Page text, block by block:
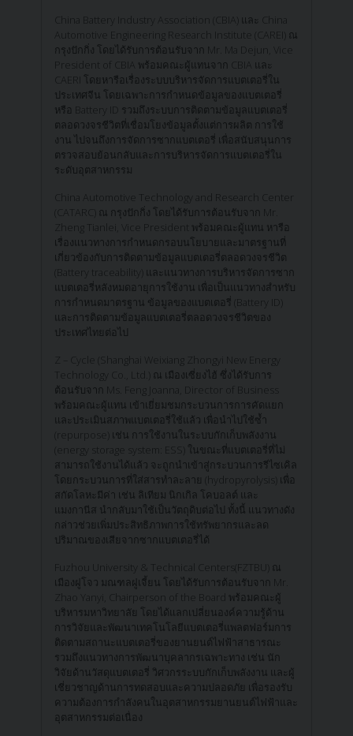
China Battery Industry Association (CBIA) และ China
Automotive Engineering Research Institute (CAREI) ณ
กรุงปักกิ่ง โดยได้รับการต้อนรับจาก Mr. Ma Dejun, Vice
President of CBIA พร้อมคณะผู้แทนจาก CBIA และ
CAERI โดยหารือเรื่องระบบบริหารจัดการแบตเตอรี่ใน
ประเทศจีน โดยเฉพาะการกำหนดข้อมูลของแบตเตอรี่
หรือ Battery ID รวมถึงระบบการติดตามข้อมูลแบตเตอรี่
ตลอดวงจรชีวิตที่เชื่อมโยงข้อมูลตั้งแต่การผลิต การใช้
งาน ไปจนถึงการจัดการซากแบตเตอรี่ เพื่อสนับสนุนการ
ตรวจสอบย้อนกลับและการบริหารจัดการแบตเตอรี่ใน
ระดับอุตสาหกรรม
China Automotive Technology and Research Center
(CATARC) ณ กรุงปักกิ่ง โดยได้รับการต้อนรับจาก Mr.
Zheng Tianlei, Vice President พร้อมคณะผู้แทน หารือ
เรื่องแนวทางการกำหนดกรอบนโยบายและมาตรฐานที่
เกี่ยวข้องกับการติดตามข้อมูลแบตเตอรี่ตลอดวงจรชีวิต
(Battery traceability) และแนวทางการบริหารจัดการซาก
แบตเตอรี่หลังหมดอายุการใช้งาน เพื่อเป็นแนวทางสำหรับ
การกำหนดมาตรฐาน ข้อมูลของแบตเตอรี่ (Battery ID)
และการติดตามข้อมูลแบตเตอรี่ตลอดวงจรชีวิตของ
ประเทศไทยต่อไป
Z – Cycle (Shanghai Weixiang Zhongyi New Energy
Technology Co., Ltd.) ณ เมืองเซี่ยงไฮ้ ซึ่งได้รับการ
ต้อนรับจาก Ms. Feng Joanna, Director of Business
พร้อมคณะผู้แทน เข้าเยี่ยมชมกระบวนการการคัดแยก
และประเมินสภาพแบตเตอรี่ใช้แล้ว เพื่อนำไปใช้ซ้ำ
(repurpose) เช่น การใช้งานในระบบกักเก็บพลังงาน
(energy storage system: ESS) ในขณะที่แบตเตอรี่ที่ไม่
สามารถใช้งานได้แล้ว จะถูกนำเข้าสู่กระบวนการรีไซเคิล
โดยกระบวนการที่ใส่สารทำละลาย (hydropyrolysis) เพื่อ
สกัดโลหะมีค่า เช่น ลิเทียม นิกเกิล โคบอลต์ และ
แมงกานีส นำกลับมาใช้เป็นวัตถุดิบต่อไป ทั้งนี้ แนวทางดัง
กล่าวช่วยเพิ่มประสิทธิภาพการใช้ทรัพยากรและลด
ปริมาณของเสียจากซากแบตเตอรี่ได้
Fuzhou University & Technical Centers(FZTBU) ณ
เมืองฝูโจว มณฑลฝูเจี้ยน โดยได้รับการต้อนรับจาก Mr.
Zhao Yanyi, Chairperson of the Board พร้อมคณะผู้
บริหารมหาวิทยาลัย โดยได้แลกเปลี่ยนองค์ความรู้ด้าน
การวิจัยและพัฒนาเทคโนโลยีแบตเตอรี่แพลตฟอร์มการ
ติดตามสถานะแบตเตอรี่ของยานยนต์ไฟฟ้าสาธารณะ
รวมถึงแนวทางการพัฒนาบุคลากรเฉพาะทาง เช่น นัก
วิจัยด้านวัสดุแบตเตอรี่ วิศวกรระบบกักเก็บพลังงาน และผู้
เชี่ยวชาญด้านการทดสอบและความปลอดภัย เพื่อรองรับ
ความต้องการกำลังคนในอุตสาหกรรมยานยนต์ไฟฟ้าและ
อุตสาหกรรมต่อเนื่อง